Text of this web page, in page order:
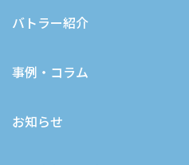
バトラー紹介
事例・コラム
お知らせ